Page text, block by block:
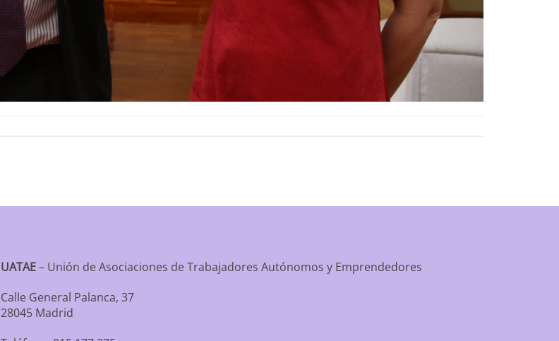
UATAE– Unión de Asociaciones de Trabajadores Autónomos y Emprendedores
Calle General Palanca, 37
28045 Madrid